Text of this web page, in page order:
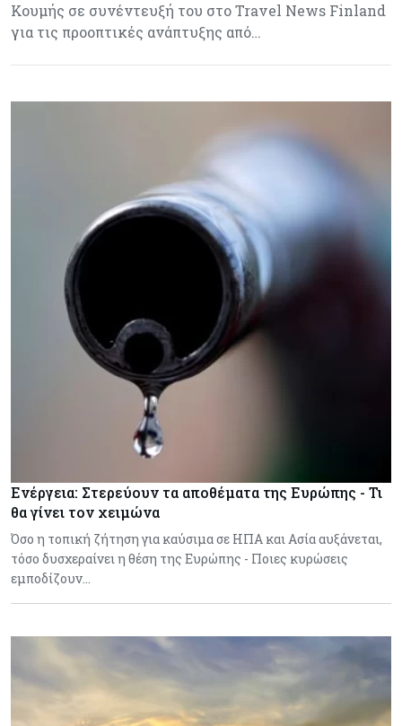
Κουμής σε συνέντευξή του στο Travel News Finland
για τις προοπτικές ανάπτυξης από…
Ενέργεια: Στερεύουν τα αποθέματα της Ευρώπης - Τι
θα γίνει τον χειμώνα
Όσο η τοπική ζήτηση για καύσιμα σε ΗΠΑ και Ασία αυξάνεται,
τόσο δυσχεραίνει η θέση της Ευρώπης - Ποιες κυρώσεις
εμποδίζουν…